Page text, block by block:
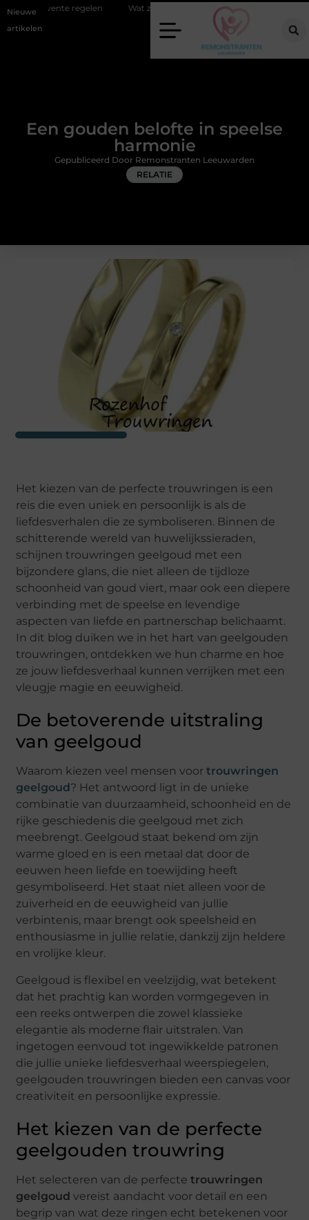
Nieuwe
artikelen
Wat zero-click search betekent voor de toekomst van online
Een gouden belofte in speelse
harmonie
RELATIE
Gepubliceerd Door Remonstranten Leeuwarden
Het kiezen van de perfecte trouwringen is een
reis die even uniek en persoonlijk is als de
liefdesverhalen die ze symboliseren. Binnen de
schitterende wereld van huwelijkssieraden,
schijnen trouwringen geelgoud met een
bijzondere glans, die niet alleen de tijdloze
schoonheid van goud viert, maar ook een diepere
verbinding met de speelse en levendige
aspecten van liefde en partnerschap belichaamt.
In dit blog duiken we in het hart van geelgouden
trouwringen, ontdekken we hun charme en hoe
ze jouw liefdesverhaal kunnen verrijken met een
vleugje magie en eeuwigheid.
De betoverende uitstraling
van geelgoud
Waarom kiezen veel mensen voortrouwringen
geelgoud? Het antwoord ligt in de unieke
combinatie van duurzaamheid, schoonheid en de
rijke geschiedenis die geelgoud met zich
meebrengt. Geelgoud staat bekend om zijn
warme gloed en is een metaal dat door de
eeuwen heen liefde en toewijding heeft
gesymboliseerd. Het staat niet alleen voor de
zuiverheid en de eeuwigheid van jullie
verbintenis, maar brengt ook speelsheid en
enthousiasme in jullie relatie, dankzij zijn heldere
en vrolijke kleur.
Geelgoud is flexibel en veelzijdig, wat betekent
dat het prachtig kan worden vormgegeven in
een reeks ontwerpen die zowel klassieke
elegantie als moderne flair uitstralen. Van
ingetogen eenvoud tot ingewikkelde patronen
die jullie unieke liefdesverhaal weerspiegelen,
geelgouden trouwringen bieden een canvas voor
creativiteit en persoonlijke expressie.
Het kiezen van de perfecte
geelgouden trouwring
Het selecteren van de perfectetrouwringen
geelgoud vereist aandacht voor detail en een
begrip van wat deze ringen echt betekenen voor